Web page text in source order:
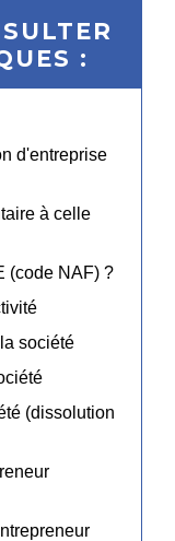
:
d'entreprise
à celle
(code NAF) ?
société
(dissolution